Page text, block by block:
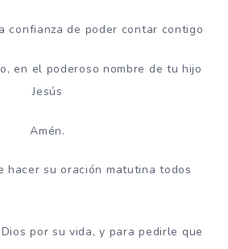
confianza de poder contar contigo
en el poderoso nombre de tu hijo
Jesús
Amén.
hacer su oración matutina todos
por su vida, y para pedirle que